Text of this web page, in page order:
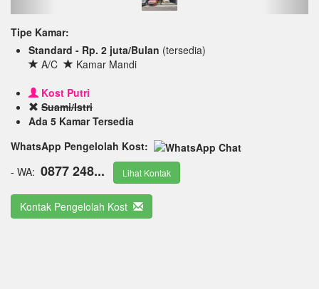
Tipe Kamar:
Standard - Rp. 2 juta/Bulan (tersedia)
A/C
Kamar Mandi
Kost Putri
Suami/Istri
Ada 5 Kamar Tersedia
WhatsApp Pengelolah Kost:
- WA: 0877 248... Lihat Kontak
Kontak Pengelolah Kost